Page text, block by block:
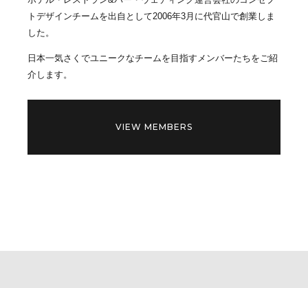
トデザインチームを出自として2006年3月に代官山で創業しま
した。
日本一気さくでユニークなチームを目指すメンバーたちをご紹
介します。
VIEW MEMBERS